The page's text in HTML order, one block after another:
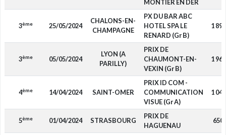
MONTIER EN DER
3ème 25/05/2024
CHALONS-EN-
CHAMPAGNE
PX DU BAR ABC
HOTEL SPA LE
RENARD (Gr B)
1 890
3ème 05/05/2024
LYON (A
PARILLY)
PRIX DE
CHAUMONT-EN-
VEXIN (Gr B)
1 960
4ème 14/04/2024 SAINT-OMER
PRIX ID COM -
COMMUNICATION
VISUE (Gr A)
1 040
5ème 01/04/2024 STRASBOURG
PRIX DE
HAGUENAU
650